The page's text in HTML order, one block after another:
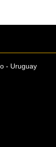
- Uruguay